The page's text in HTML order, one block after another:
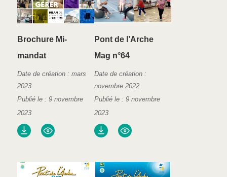
Brochure Mi-
mandat
Date de création : mars
2023
Publié le : 9 novembre
2023
Pont de l’Arche
Mag n°64
Date de création :
novembre 2022
Publié le : 9 novembre
2023